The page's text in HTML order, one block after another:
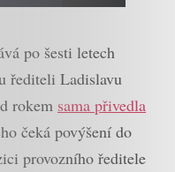
po šesti letech
řediteli Ladislavu
rokem sama přivedla
čeká povýšení do
provozního ředitele